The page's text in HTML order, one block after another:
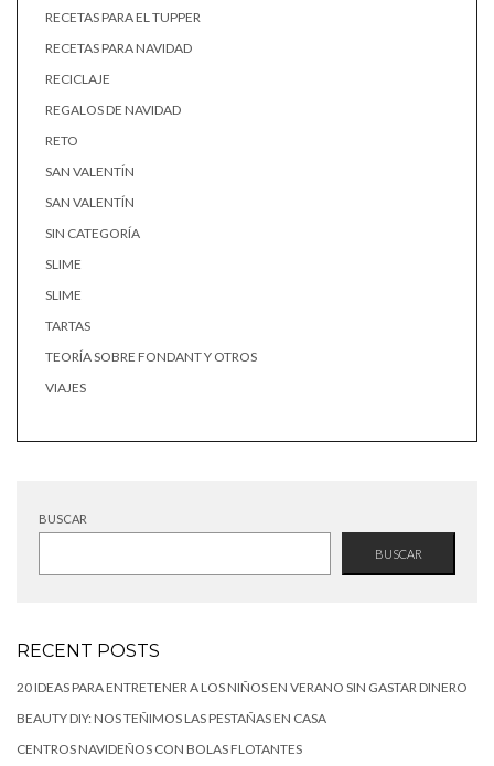
RECETAS PARA EL TUPPER
RECETAS PARA NAVIDAD
RECICLAJE
REGALOS DE NAVIDAD
RETO
SAN VALENTÍN
SAN VALENTÍN
SIN CATEGORÍA
SLIME
SLIME
TARTAS
TEORÍA SOBRE FONDANT Y OTROS
VIAJES
BUSCAR
BUSCAR
RECENT POSTS
20 IDEAS PARA ENTRETENER A LOS NIÑOS EN VERANO SIN GASTAR DINERO
BEAUTY DIY: NOS TEÑIMOS LAS PESTAÑAS EN CASA
CENTROS NAVIDEÑOS CON BOLAS FLOTANTES